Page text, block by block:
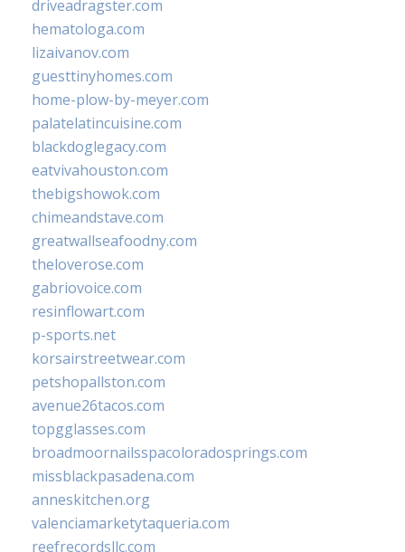
driveadragster.com
hematologa.com
lizaivanov.com
guesttinyhomes.com
home-plow-by-meyer.com
palatelatincuisine.com
blackdoglegacy.com
eatvivahouston.com
thebigshowok.com
chimeandstave.com
greatwallseafoodny.com
theloverose.com
gabriovoice.com
resinflowart.com
p-sports.net
korsairstreetwear.com
petshopallston.com
avenue26tacos.com
topgglasses.com
broadmoornailsspacoloradosprings.com
missblackpasadena.com
anneskitchen.org
valenciamarketytaqueria.com
reefrecordsllc.com